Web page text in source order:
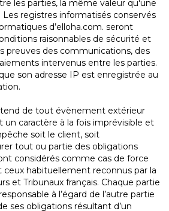
les parties, la même valeur qu'une
registres informatisés conservés
d’elloha.com. seront
raisonnables de sécurité et
preuves des communications, des
intervenus entre les parties.
son adresse IP est enregistrée au
de tout évènement extérieur
un caractère à la fois imprévisible et
soit le client, soit
tout ou partie des obligations
considérés comme cas de force
habituellement reconnus par la
et Tribunaux français. Chaque partie
à l’égard de l’autre partie
ses obligations résultant d’un